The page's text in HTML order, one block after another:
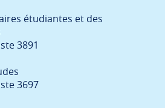
étudiantes et des
3891
3697